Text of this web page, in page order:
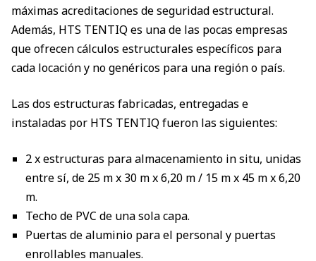
máximas acreditaciones de seguridad estructural.
Además, HTS TENTIQ es una de las pocas empresas
que ofrecen cálculos estructurales específicos para
cada locación y no genéricos para una región o país.
Las dos estructuras fabricadas, entregadas e
instaladas por HTS TENTIQ fueron las siguientes:
2 x estructuras para almacenamiento in situ, unidas
entre sí, de 25 m x 30 m x 6,20 m / 15 m x 45 m x 6,20
m.
Techo de PVC de una sola capa.
Puertas de aluminio para el personal y puertas
enrollables manuales.